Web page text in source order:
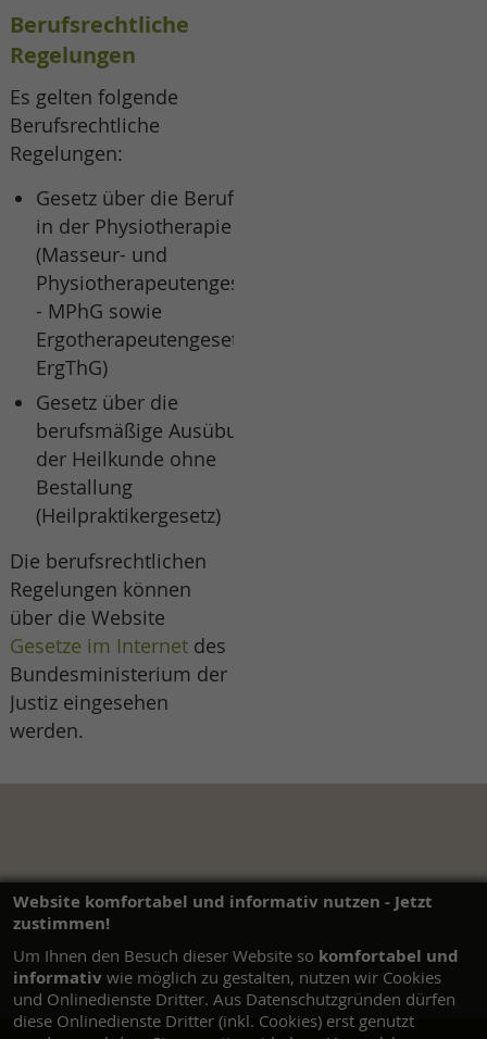
Berufsrechtliche
Regelungen
Es gelten folgende
Berufsrechtliche
Regelungen:
Gesetz über die Berufe
in der Physiotherapie
(Masseur- und
Physiotherapeutengesetz
- MPhG sowie
Ergotherapeutengesetz -
ErgThG)
Gesetz über die
berufsmäßige Ausübung
der Heilkunde ohne
Bestallung
(Heilpraktikergesetz)
Die berufsrechtlichen
Regelungen können
über die Website
Gesetze im Internet des
Bundesministerium der
Justiz eingesehen
werden.
Website komfortabel und informativ nutzen - Jetzt
zustimmen!
Um Ihnen den Besuch dieser Website so komfortabel und
informativwie möglich zu gestalten, nutzen wir Cookies
und Onlinedienste Dritter. Aus Datenschutzgründen dürfen
diese Onlinedienste Dritter (inkl. Cookies) erst genutzt